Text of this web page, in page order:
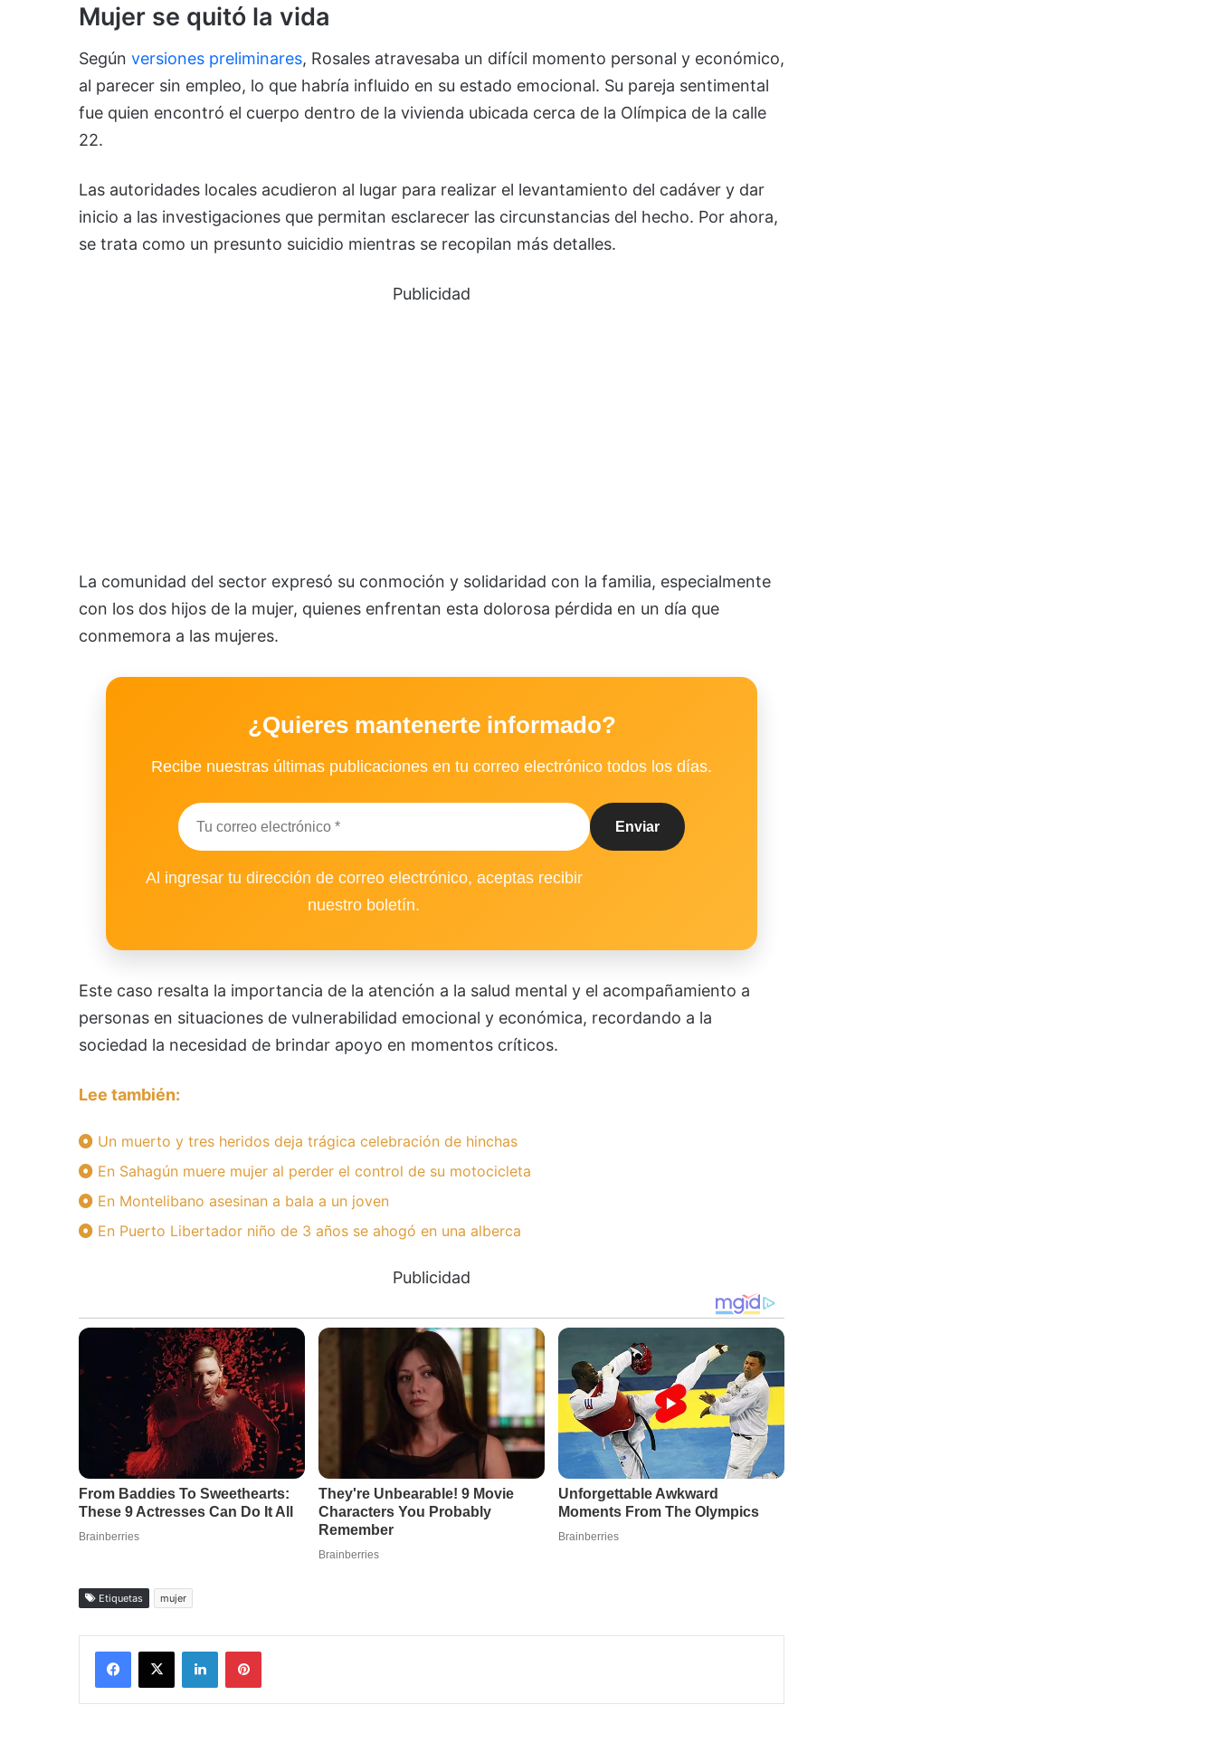
Mujer se quitó la vida
Según versiones preliminares, Rosales atravesaba un difícil momento personal y económico,
al parecer sin empleo, lo que habría influido en su estado emocional. Su pareja sentimental
fue quien encontró el cuerpo dentro de la vivienda ubicada cerca de la Olímpica de la calle
22.
Las autoridades locales acudieron al lugar para realizar el levantamiento del cadáver y dar
inicio a las investigaciones que permitan esclarecer las circunstancias del hecho. Por ahora,
se trata como un presunto suicidio mientras se recopilan más detalles.
Publicidad
La comunidad del sector expresó su conmoción y solidaridad con la familia, especialmente
con los dos hijos de la mujer, quienes enfrentan esta dolorosa pérdida en un día que
conmemora a las mujeres.
¿Quieres mantenerte informado?
Recibe nuestras últimas publicaciones en tu correo electrónico todos los días.
Al ingresar tu dirección de correo electrónico, aceptas recibir
nuestro boletín.
Este caso resalta la importancia de la atención a la salud mental y el acompañamiento a
personas en situaciones de vulnerabilidad emocional y económica, recordando a la
sociedad la necesidad de brindar apoyo en momentos críticos.
Lee también:
Un muerto y tres heridos deja trágica celebración de hinchas
En Sahagún muere mujer al perder el control de su motocicleta
En Montelibano asesinan a bala a un joven
En Puerto Libertador niño de 3 años se ahogó en una alberca
Publicidad
Etiquetas mujer
Facebook
X LinkedInPinterest